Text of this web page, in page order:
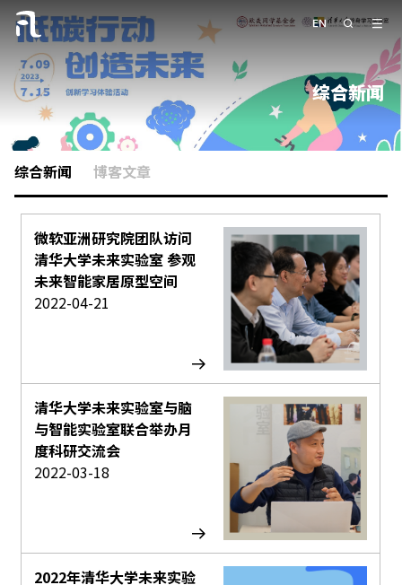
综合新闻
综合新闻 博客文章
微软亚洲研究院团队访问
清华大学未来实验室 参观
未来智能家居原型空间
2022-04-21
清华大学未来实验室与脑
与智能实验室联合举办月
度科研交流会
2022-03-18
2022年清华大学未来实验